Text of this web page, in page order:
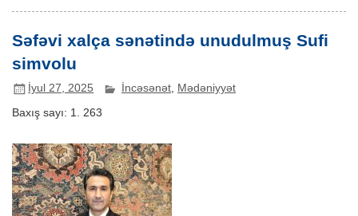
Səfəvi xalça sənətində unudulmuş Sufi
simvolu
İyul 27, 2025 İncəsənət, Mədəniyyət
Baxış sayı: 1. 263